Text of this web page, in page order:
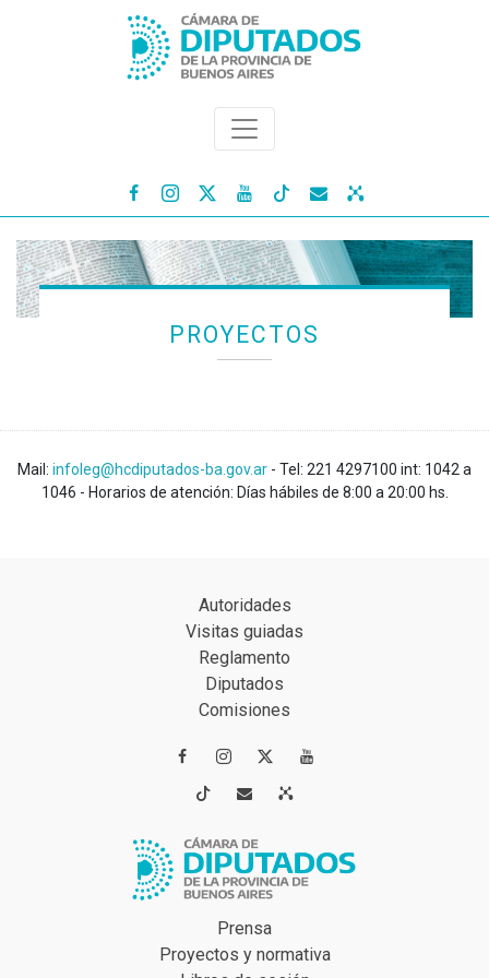
   
PROYECTOS
Mail: infoleg@hcdiputados-ba.gov.ar - Tel: 221 4297100 int: 1042 a
1046 - Horarios de atención: Días hábiles de 8:00 a 20:00 hs.
Autoridades
Visitas guiadas
Reglamento
Diputados
Comisiones
 
 
Prensa
Proyectos y normativa